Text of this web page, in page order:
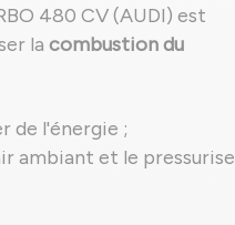
480 CV (AUDI) est
la combustion du
de l'énergie ;
ambiant et le pressurise